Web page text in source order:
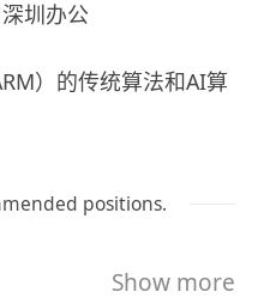
圳办公
）的传统算法和AI算
和算法开发，完成不
的设计与开发， 实现从
滤波器设计，信号特征
positions.
Show more